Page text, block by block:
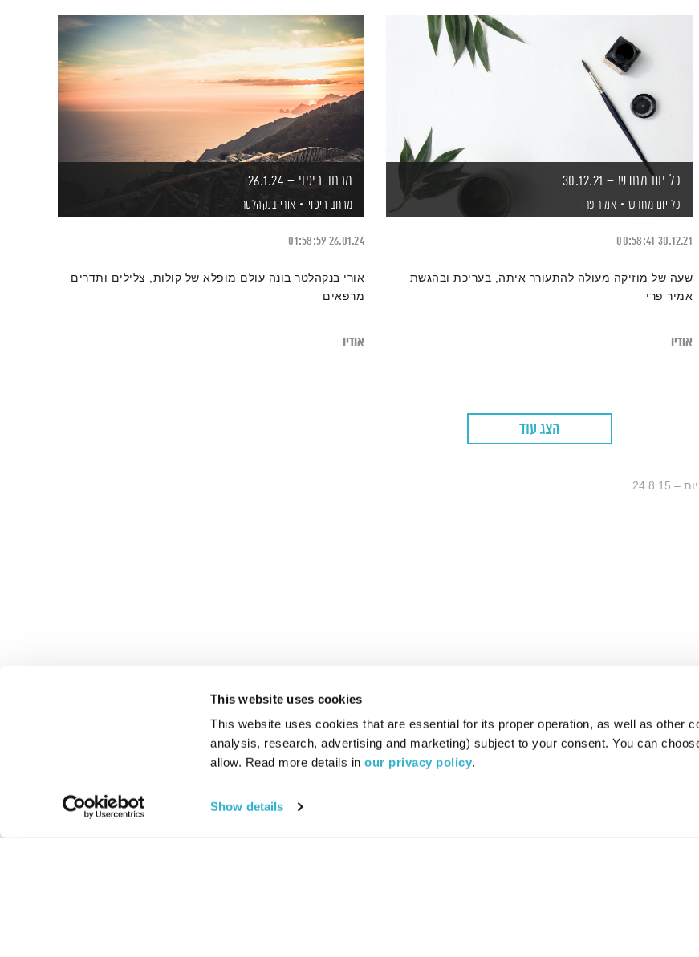
This website uses cookies
This website uses cookies that are essential for its proper operation, as well as other
analysis, research, advertising and marketing) subject to your consent. You can
allow. Read more details in our privacy policy.
Show details
כל יום מחדש – 30.12.21
כל יום מחדש אמיר פרי
30.12.21
00:58:41
שעה של מוזיקה מעולה להתעורר איתה, בעריכת ובהגשת
אמיר פרי
אודיו
מרחב ריפוי – 26.1.24
מרחב ריפוי אורי בנקהלטר
26.01.24
01:58:59
אורי בנקהלטר בונה עולם מופלא של קולות, צלילים ותדרים
מרפאים
אודיו
הצג עוד